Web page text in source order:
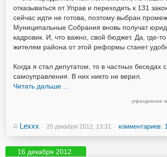
отказываться от Управ и переходить к 131
сейчас идти не готова, поэтому выбран
Муниципальные Собрания вновь получат
кадровик. И, что важно, свой бюджет. Да,
жителям района от этой реформы станет
Когда я стал депутатом, то в частных
самоуправления. В них никто не верил.
Читать дальше ...
упразднение
Lexxx 20 декабря 2012, 13:31 комментариев:
16 декабря 2012